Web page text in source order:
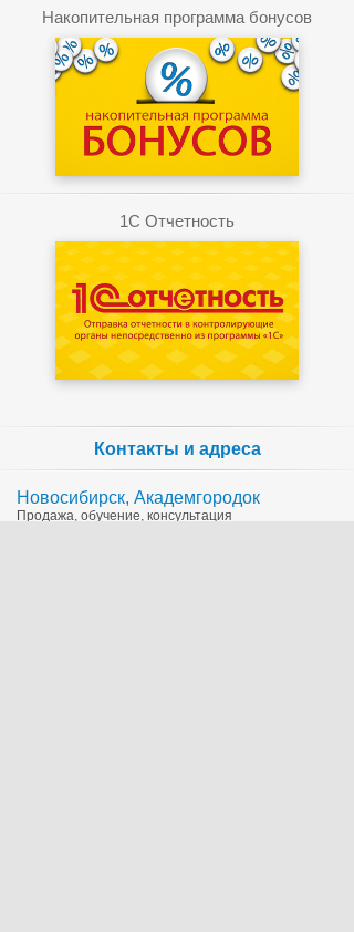
Накопительная программа бонусов
1C Отчетность
Контакты и адреса
Новосибирск, Академгородок
Продажа, обучение, консультация